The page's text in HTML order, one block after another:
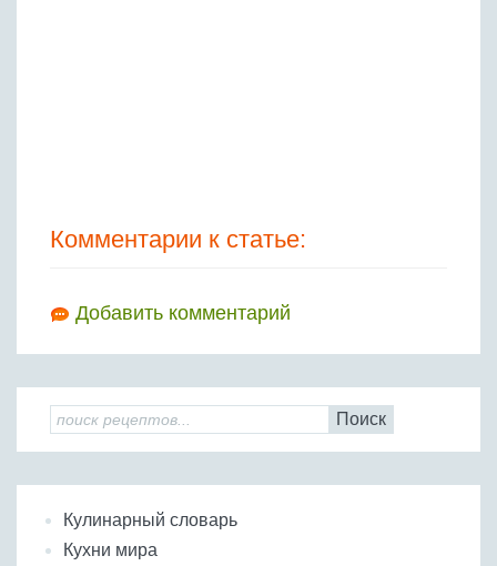
Комментарии к статье:
Добавить комментарий
Поиск
Кулинарный словарь
Кухни мира